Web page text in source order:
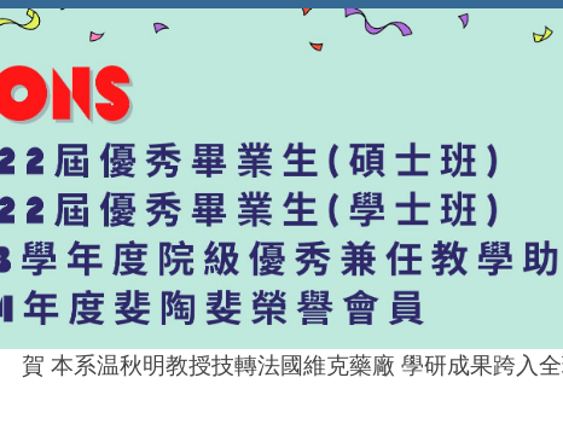
賀 本系温秋明教授技轉法國維克藥廠 學研成果跨入全球